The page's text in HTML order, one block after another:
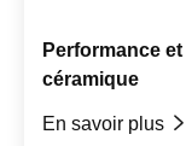
Performance
céramique
En savoir plus 